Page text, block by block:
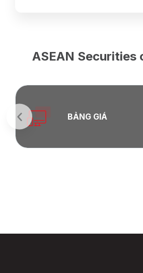
ASEAN Securities
BẢNG GIÁ